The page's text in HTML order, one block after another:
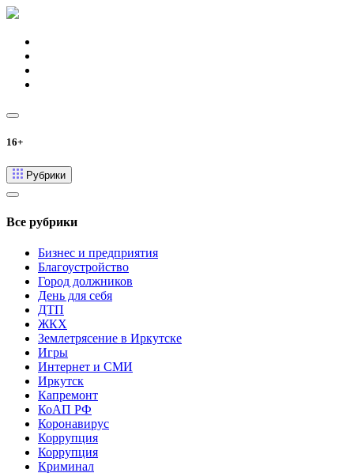
16+
Рубрики
Все рубрики
Бизнес и предприятия
Благоустройство
Город должников
День для себя
ДТП
ЖКХ
Землетрясение в Иркутске
Игры
Интернет и СМИ
Иркутск
Капремонт
КоАП РФ
Коронавирус
Коррупция
Коррупция
Криминал